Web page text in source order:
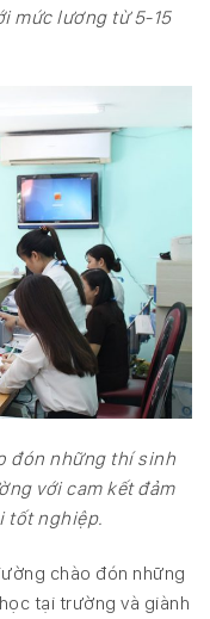
mức lương từ 5-15
đón những thí sinh
với cam kết đảm
tốt nghiệp.
chào đón những
tại trường và giành